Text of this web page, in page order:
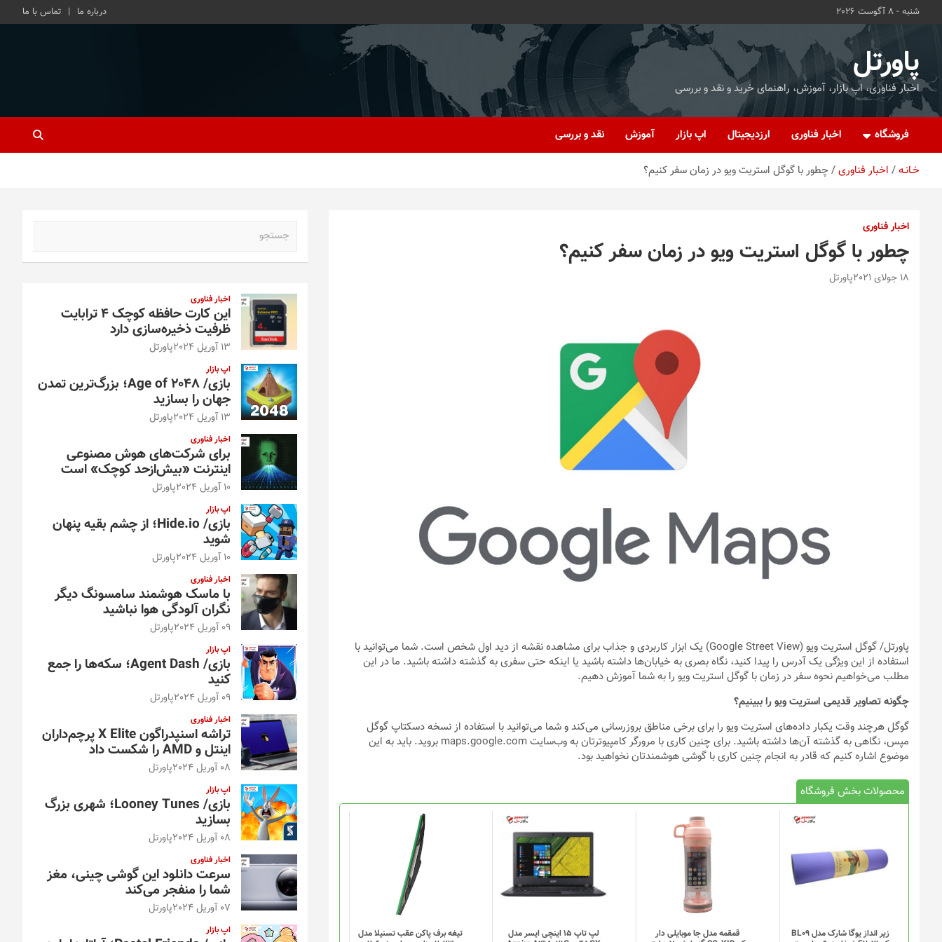
شنبه - 8 آگوست 2026 درباره ما تماس با ما
پاورتل
اخبار فناوری، اپ بازار، آموزش، راهنمای خرید و نقد و بررسی
فروشگاه اخبار فناوری ارزدیجیتال اپ بازار آموزش نقد و بررسی
خـانـه اخبار فناوری چطور با گوگل استریت ویو در زمان سفر کنیم؟
اخبار فناوری
چطور با گوگل استریت ویو در زمان سفر کنیم؟
18 جولای 2021 پاورتل
پاورتل
/ گوگل استریت ویو (Google Street View) یک ابزار کاربردی و جذاب برای مشاهده نقشه از دید اول شخص است. شما می‌توانید با
استفاده از این ویژگی یک آدرس را پیدا کنید، نگاه بصری به خیابان‌ها داشته باشید یا اینکه حتی سفری به گذشته داشته باشید. ما در این
مطلب می‌خواهیم نحوه سفر در زمان با گوگل استریت ویو را به شما آموزش دهیم.
چگونه تصاویر قدیمی استریت ویو را ببینیم؟
گوگل هرچند وقت یکبار داده‌های استریت ویو را برای برخی مناطق بروزرسانی می‌کند و شما می‌توانید با استفاده از نسخه دسکتاپ گوگل
مپس، نگاهی به گذشته آن‌ها داشته باشید. برای چنین کاری با مرورگر کامپیوترتان به وب‎‌سایت maps.google.com بروید. باید به این
موضوع اشاره کنیم که قادر به انجام چنین کاری با گوشی هوشمندتان نخواهید بود.
محصولات بخش فروشگاه
زیر انداز یوگا شارک مدل BL09
قمقمه مدل جا موبایلی دار
این
محصول
دارای
انواع
مختلفی
می
گزینه
لپ تاپ 15 اینچی ایسر مدل
تیغه برف پاکن عقب تسنیلا مدل
اخبار فناوری
این کارت حافظه کوچک ۴ ترابایت
ظرفیت ذخیره‌سازی دارد
13 آوریل 2024 پاورتل
اپ بازار
بازی/ Age of 2048؛ بزرگ‌ترین تمدن
جهان را بسازید
13 آوریل 2024 پاورتل
اخبار فناوری
برای شرکت‌های هوش مصنوعی
اینترنت «بیش‌از‌حد کوچک» است
10 آوریل 2024 پاورتل
اپ بازار
بازی/ Hide.io؛ از چشم بقیه پنهان
شوید
10 آوریل 2024 پاورتل
اخبار فناوری
با ماسک هوشمند سامسونگ دیگر
نگران آلودگی هوا نباشید
09 آوریل 2024 پاورتل
اپ بازار
بازی/ Agent Dash؛ سکه‌ها را جمع
کنید
09 آوریل 2024 پاورتل
اخبار فناوری
تراشه اسنپدراگون X Elite پرچم‌داران
اینتل و AMD را شکست داد
08 آوریل 2024 پاورتل
اپ بازار
بازی/ Looney Tunes؛ شهری بزرگ
بسازید
08 آوریل 2024 پاورتل
اخبار فناوری
سرعت دانلود این گوشی چینی، مغز
شما را منفجر می‌کند
07 آوریل 2024 پاورتل
اپ بازار